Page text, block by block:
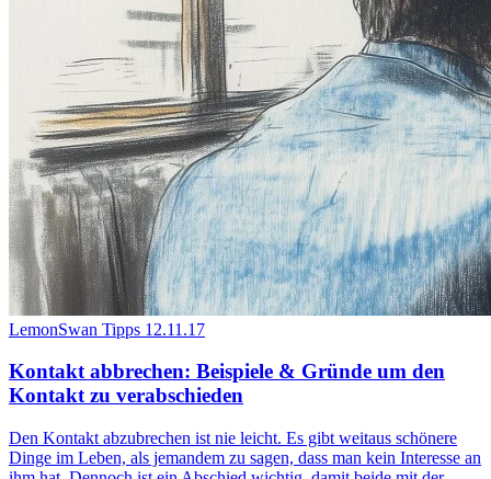
LemonSwan Tipps 12.11.17
Kontakt abbrechen: Beispiele & Gründe um den
Kontakt zu verabschieden
Den Kontakt abzubrechen ist nie leicht. Es gibt weitaus schönere
Dinge im Leben, als jemandem zu sagen, dass man kein Interesse an